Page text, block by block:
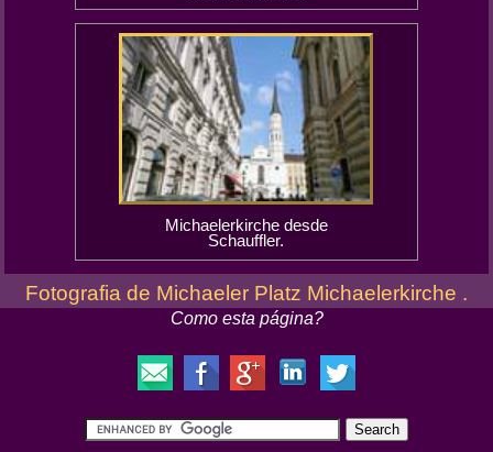
Michaelerkirche desde
Schauffler.
Fotografia de Michaeler Platz Michaelerkirche .
Como esta página?